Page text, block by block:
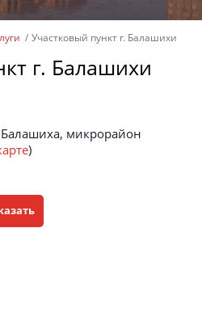
Участковый пункт г. Балашихи
г. Балашихи
Балашиха, микрорайон
)